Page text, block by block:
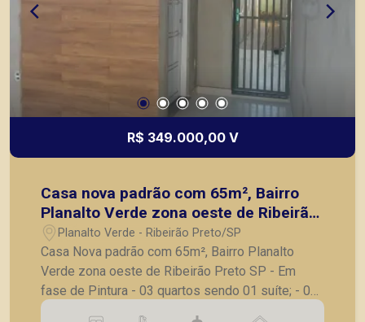
R$ 349.000,00 V
Casa nova padrão com 65m², Bairro
Planalto Verde zona oeste de Ribeirão
Preto SP
Planalto Verde - Ribeirão Preto/SP
Casa Nova padrão com 65m², Bairro Planalto
Verde zona oeste de Ribeirão Preto SP - Em
fase de Pintura - 03 quartos sendo 01 suíte; - 01
banheiro social; - Sala para 2 ambientes; -